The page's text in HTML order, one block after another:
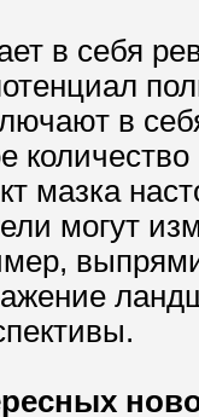
в себя
в
мазка
могут